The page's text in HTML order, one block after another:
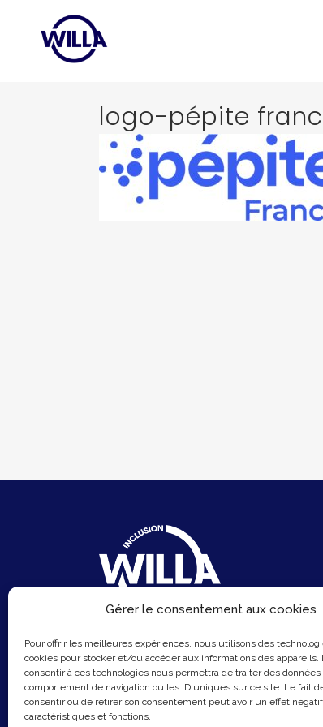
Gérer le consentement aux cookies
Pour offrir les meilleures expériences, nous utilisons des
cookies pour stocker et/ou accéder aux informations des appareils.
consentir à ces technologies nous permettra de traiter des
comportement de navigation ou les ID uniques sur ce site. Le fait
consentir ou de retirer son consentement peut avoir un effet
caractéristiques et fonctions.
logo-pépite
6 Rue du Sentier
75002 Paris
Email :contact@hellowilla.co